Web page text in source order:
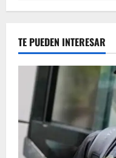
TE PUEDEN INTERESAR